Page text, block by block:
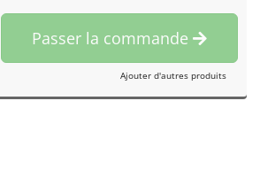
Passer la commande
Ajouter d'autres produits